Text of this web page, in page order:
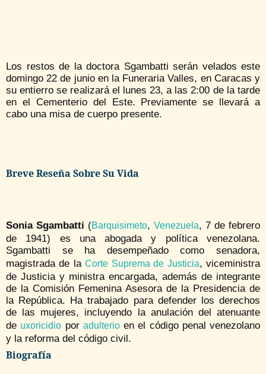
Los restos de la doctora Sgambatti serán velados este
domingo 22 de junio en la Funeraria Valles, en Caracas y
su entierro se realizará el lunes 23, a las 2:00 de la tarde
en el Cementerio del Este. Previamente se llevará a
cabo una misa de cuerpo presente.
Breve Reseña Sobre Su Vida
Sonia Sgambatti (Barquisimeto, Venezuela, 7 de febrero
de 1941) es una abogada y política venezolana.
Sgambatti se ha desempeñado como senadora,
magistrada de laCorte Suprema de Justicia, viceministra
de Justicia y ministra encargada, además de integrante
de la Comisión Femenina Asesora de la Presidencia de
la República. Ha trabajado para defender los derechos
de las mujeres, incluyendo la anulación del atenuante
de uxoricidio por adulterioen el código penal venezolano
y la reforma del código civil.
Biografía